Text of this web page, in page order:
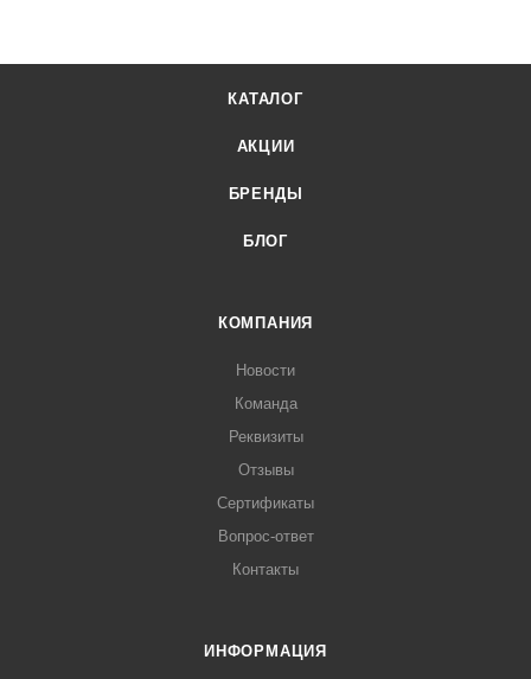
КАТАЛОГ
АКЦИИ
БРЕНДЫ
БЛОГ
КОМПАНИЯ
Новости
Команда
Реквизиты
Отзывы
Сертификаты
Вопрос-ответ
Контакты
ИНФОРМАЦИЯ